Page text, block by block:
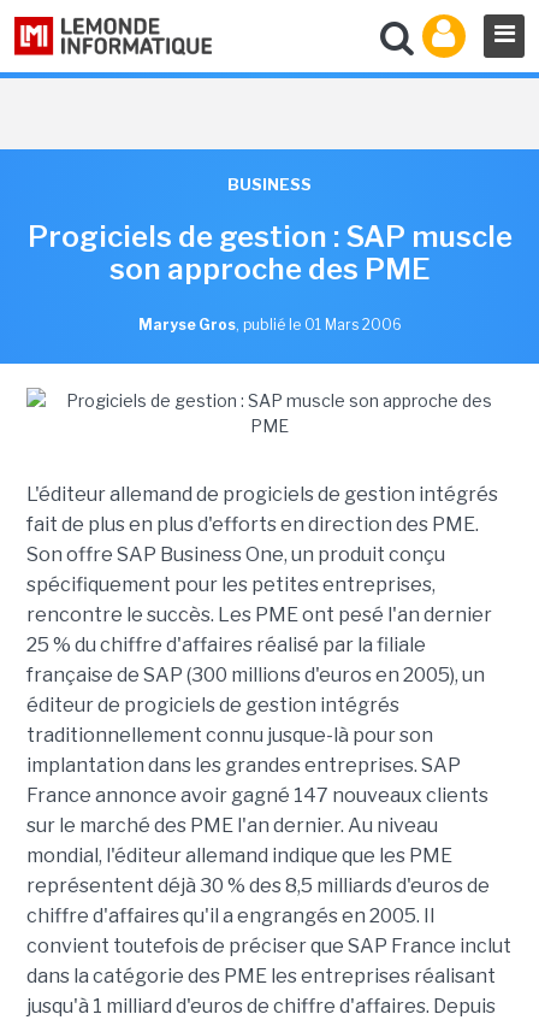
BUSINESS
Progiciels de gestion : SAP muscle
son approche des PME
Maryse Gros, publié le 01 Mars 2006
L'éditeur allemand de progiciels de gestion intégrés
fait de plus en plus d'efforts en direction des PME.
Son offre SAP Business One, un produit conçu
spécifiquement pour les petites entreprises,
rencontre le succès. Les PME ont pesé l'an dernier
25 % du chiffre d'affaires réalisé par la filiale
française de SAP (300 millions d'euros en 2005), un
éditeur de progiciels de gestion intégrés
traditionnellement connu jusque-là pour son
implantation dans les grandes entreprises. SAP
France annonce avoir gagné 147 nouveaux clients
sur le marché des PME l'an dernier. Au niveau
mondial, l'éditeur allemand indique que les PME
représentent déjà 30 % des 8,5 milliards d'euros de
chiffre d'affaires qu'il a engrangés en 2005. Il
convient toutefois de préciser que SAP France inclut
dans la catégorie des PME les entreprises réalisant
jusqu'à 1 milliard d'euros de chiffre d'affaires. Depuis